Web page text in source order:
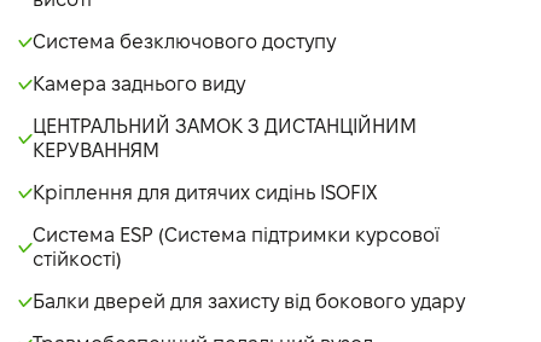
Система безключового доступу
Камера заднього виду
ЦЕНТРАЛЬНИЙ ЗАМОК З ДИСТАНЦІЙНИМ
КЕРУВАННЯМ
Кріплення для дитячих сидінь ISOFIX
Система ESP (Система підтримки курсової
стійкості)
Балки дверей для захисту від бокового удару